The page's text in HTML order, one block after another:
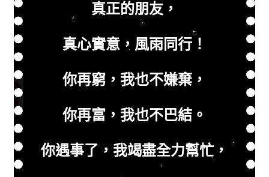
真正的朋友，
真心實意，風雨同行！
你再窮，我也不嫌棄，
你再富，我也不巴結。
你遇事了，我竭盡全力幫忙，